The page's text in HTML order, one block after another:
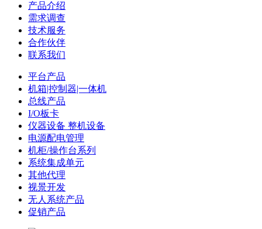
产品介绍
需求调查
技术服务
合作伙伴
联系我们
平台产品
机箱|控制器|一体机
总线产品
I/O板卡
仪器设备 整机设备
电源配电管理
机柜/操作台系列
系统集成单元
其他代理
视景开发
无人系统产品
促销产品